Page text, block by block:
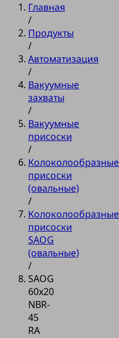
Главная
/
Продукты
/
Автоматизация
/
Вакуумные
захваты
/
Вакуумные
присоски
/
Колоколообразные
присоски
(овальные)
/
Колоколообразные
присоски
SAOG
(овальные)
/
SAOG
60x20
NBR-
45
RA